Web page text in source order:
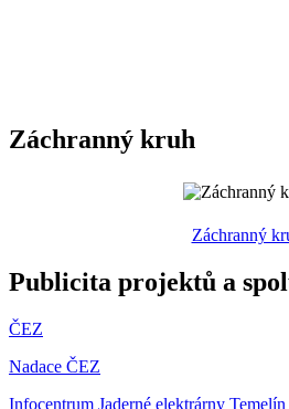
Záchranný kruh
Záchranný
Publicita projektů a
ČEZ
Nadace ČEZ
Infocentrum Jaderné elektrárny Temelín